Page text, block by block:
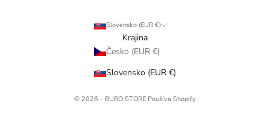
Slovensko (EUR €)
Krajina
Česko (EUR €)
Slovensko (EUR €)
© 2026 - BUBO STORE Používa Shopify